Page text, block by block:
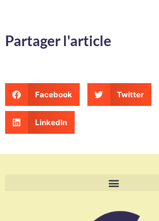
Partager l'article
Facebook Twitter
LinkedIn